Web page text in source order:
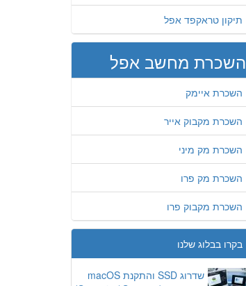
תיקון טראקפד אפל
השכרת מחשב אפל
השכרת איימק
השכרת מקבוק אייר
השכרת מק מיני
השכרת מק פרו
השכרת מקבוק פרו
בקרו בבלוג שלנו
שדרוג SSD והתקנת macOS